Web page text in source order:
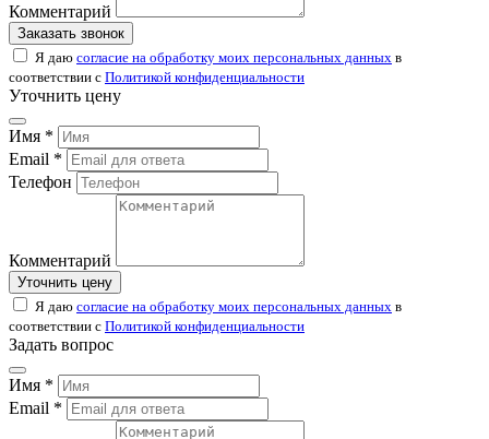
Комментарий
Заказать звонок
Я даю согласие на обработку моих персональных данных в
соответствии с Политикой конфиденциальности
Уточнить цену
Имя *
Email *
Телефон
Комментарий
Уточнить цену
Я даю согласие на обработку моих персональных данных в
соответствии с Политикой конфиденциальности
Задать вопрос
Имя *
Email *